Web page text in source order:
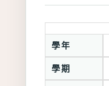
學年
學期